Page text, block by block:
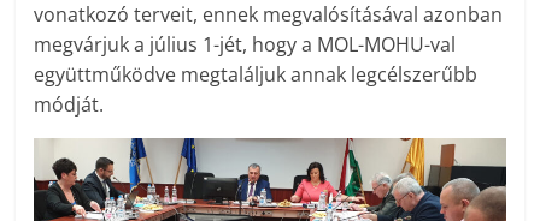
vonatkozó terveit, ennek megvalósításával azonban
megvárjuk a július 1-jét, hogy a MOL-MOHU-val
együttműködve megtaláljuk annak legcélszerűbb
módját.